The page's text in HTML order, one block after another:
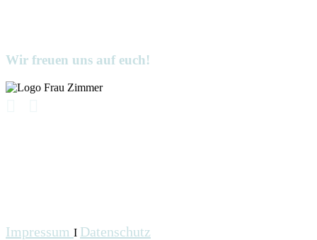
Wir freuen uns auf euch!
Impressum I Datenschutz